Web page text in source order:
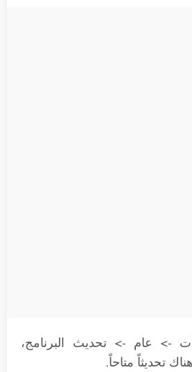
-> عام -> تحديث البرنامج،
تحديثاً متاحاً.